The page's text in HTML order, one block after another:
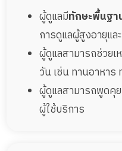
ผู้ดูแลมีทักษะพื้นฐา
การดูแลผู้สูงอายุแล
ผู้ดูแลสามารถช่วยเ
วัน เช่น ทานอาหาร
ผู้ดูแลสามารถพูดคุย
ผู้ใช้บริการ